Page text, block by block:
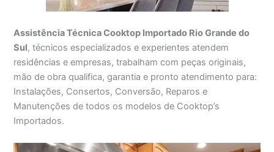
Assistência Técnica Cooktop Importado Rio Grande do
Sul, técnicos especializados e experientes atendem
residências e empresas, trabalham com peças originais,
mão de obra qualifica, garantia e pronto atendimento para:
Instalações, Consertos, Conversão, Reparos e
Manutenções de todos os modelos de Cooktop’s
Importados.